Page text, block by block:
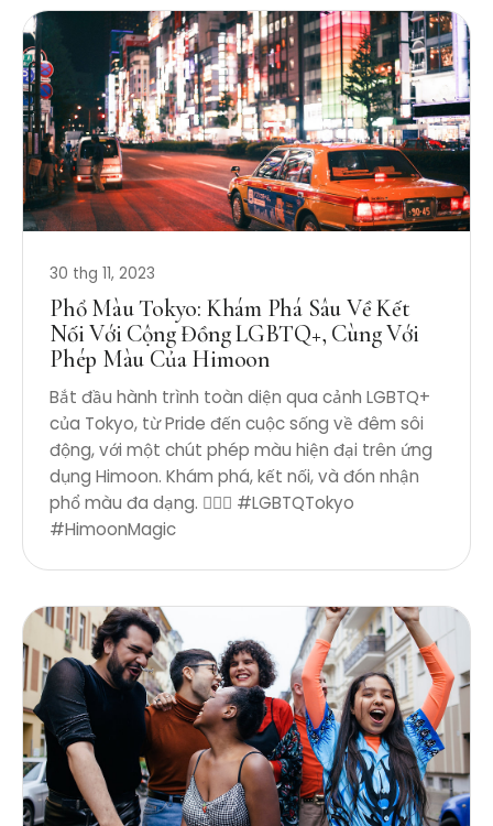
30 thg 11, 2023
Phổ Màu Tokyo: Khám Phá Sâu Về Kết
Nối Với Cộng Đồng LGBTQ+, Cùng Với
Phép Màu Của Himoon
Bắt đầu hành trình toàn diện qua cảnh LGBTQ+
của Tokyo, từ Pride đến cuộc sống về đêm sôi
động, với một chút phép màu hiện đại trên ứng
dụng Himoon. Khám phá, kết nối, và đón nhận
phổ màu đa dạng. 🏳️‍🌈✨ #LGBTQTokyo
#HimoonMagic